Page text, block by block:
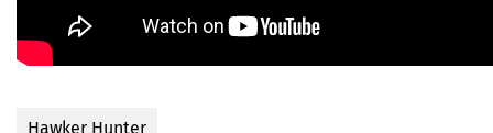
Hawker Hunter